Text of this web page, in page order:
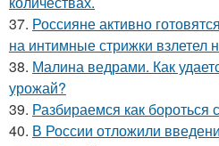
37. Россияне активно
на интимные стрижки взлетел
38. Малина ведрами. Как
урожай?
39. Разбираемся как бороться
40. В России отложили